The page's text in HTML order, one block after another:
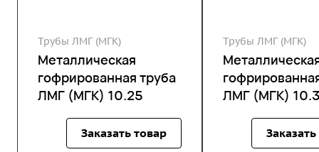
Трубы ЛМГ (МГК)
Металлическая
гофрированная труба
ЛМГ (МГК) 10.25
Заказать товар
Трубы ЛМГ (МГК)
ЛМГ (МГК)